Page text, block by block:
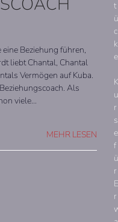
Beziehung führen,
liebt Chantal, Chantal
Vermögen auf Kuba.
Als
viele…
MEHR LESEN
t
ü
c
k
e
K
u
r
s
e
f
ü
r
E
r